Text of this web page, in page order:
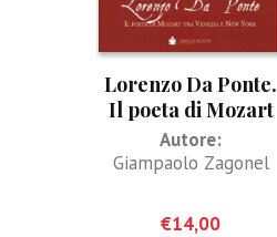
Lorenzo Da Ponte.
Il poeta di Mozart
tra Venezia e New
York
Autore:
Giampaolo Zagonel
€14,00